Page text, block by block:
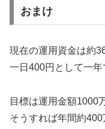
おまけ
現在の運用資金は約
一日400円として一
目標は運用金額1000
そうすれば年間約